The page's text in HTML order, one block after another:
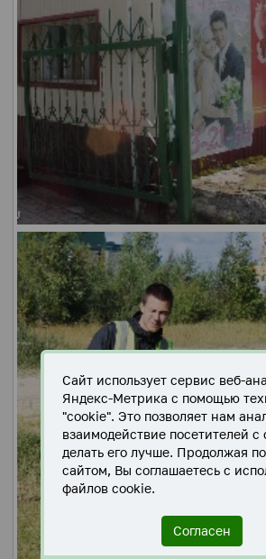
Сайт использует сервис веб-
Яндекс-Метрика с помощью
"cookie". Это позволяет нам
взаимодействие посетителей с
делать его лучше. Продолжая
сайтом, Вы соглашаетесь с
файлов cookie.
Согласен